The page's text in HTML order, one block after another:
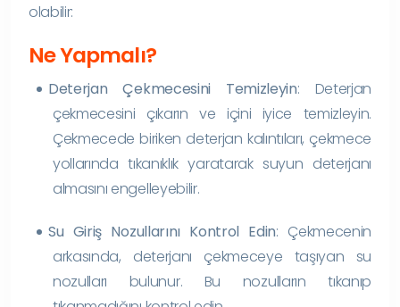
olabilir:
Ne Yapmalı?
Deterjan Çekmecesini Temizleyin: Deterjan
çekmecesini çıkarın ve içini iyice temizleyin.
Çekmecede biriken deterjan kalıntıları, çekmece
yollarında tıkanıklık yaratarak suyun deterjanı
almasını engelleyebilir.
Su Giriş Nozullarını Kontrol Edin: Çekmecenin
arkasında, deterjanı çekmeceye taşıyan su
nozulları bulunur. Bu nozulların tıkanıp